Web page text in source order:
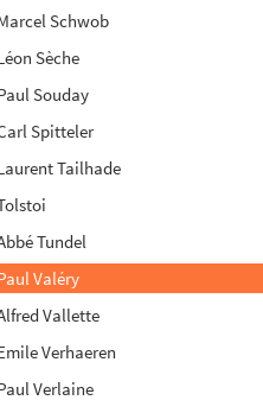
Schwob
Sèche
Souday
Spitteler
Tailhade
Tundel
Valéry
Vallette
Verhaeren
Verlaine